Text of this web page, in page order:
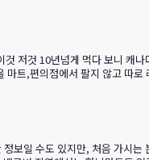
저것 10년넘게 먹다 보니 캐
트,편의점에서 팔지 않고 따로
으로 함 보세요.ㅎㅎ 그리고 밴쿠버
보일 수도 있지만, 처음 가시는